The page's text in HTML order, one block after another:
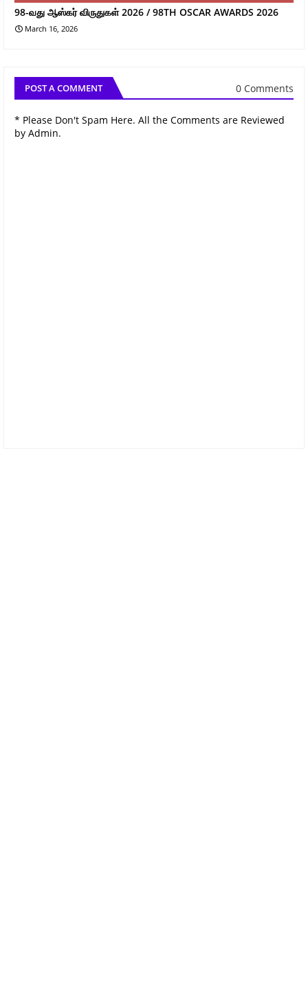
98-வது ஆஸ்கர் விருதுகள் 2026 / 98TH OSCAR AWARDS 2026
March 16, 2026
POST A COMMENT 0 Comments
* Please Don't Spam Here. All the Comments are Reviewed
by Admin.